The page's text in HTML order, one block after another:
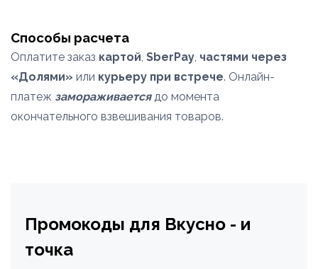
Способы расчета
Оплатите заказ картой, SberPay, частями через
«Долями» или курьеру при встрече. Онлайн-
платеж замораживаетсядо момента
окончательного взвешивания товаров.
Промокоды для Вкусно - и
точка